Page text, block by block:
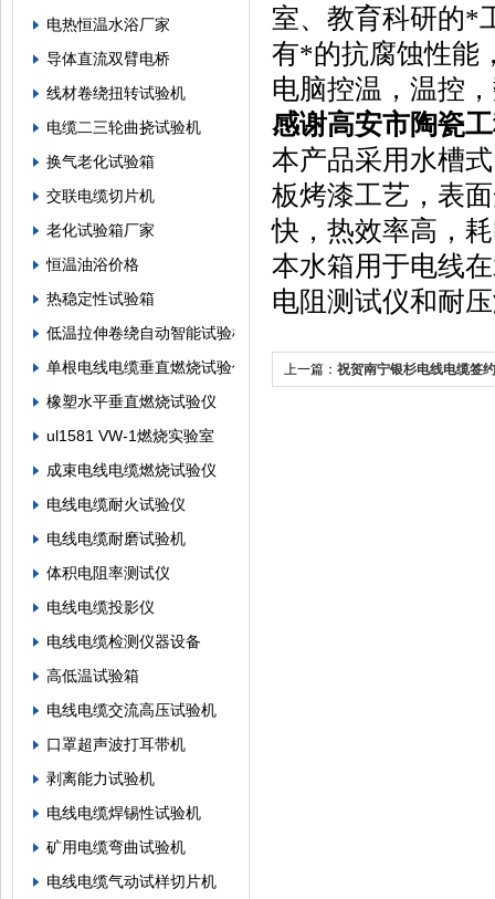
电热恒温水浴厂家
导体直流双臂电桥
线材卷绕扭转试验机
电缆二三轮曲挠试验机
换气老化试验箱
交联电缆切片机
老化试验箱厂家
恒温油浴价格
热稳定性试验箱
低温拉伸卷绕自动智能试验机
单根电线电缆垂直燃烧试验仪
橡塑水平垂直燃烧试验仪
ul1581 VW-1燃烧实验室
成束电线电缆燃烧试验仪
电线电缆耐火试验仪
电线电缆耐磨试验机
体积电阻率测试仪
电线电缆投影仪
电线电缆检测仪器设备
高低温试验箱
电线电缆交流高压试验机
口罩超声波打耳带机
剥离能力试验机
电线电缆焊锡性试验机
矿用电缆弯曲试验机
电线电缆气动试样切片机
室、教育科研的*
有*的抗腐蚀性能
电脑控温，温控
感谢高安市陶瓷
本产品采用水槽
板烤漆工艺，表
快，热效率高，
本水箱用于电线
电阻测试仪和耐
上一篇： 祝贺南宁银杉电线电缆签